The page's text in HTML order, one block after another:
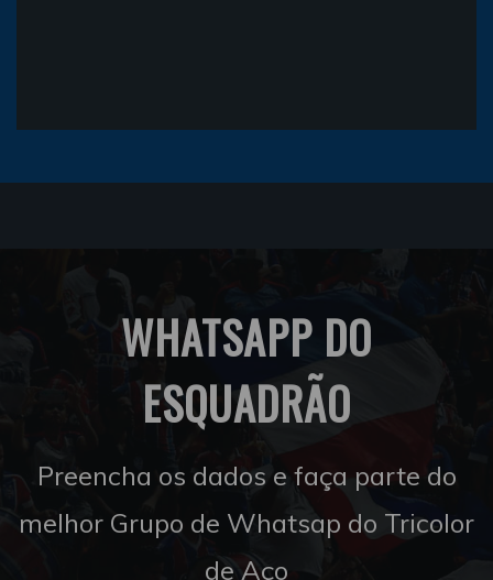
WHATSAPP DO
ESQUADRÃO
Preencha os dados e faça parte do
melhor Grupo de Whatsap do Tricolor
de Aço